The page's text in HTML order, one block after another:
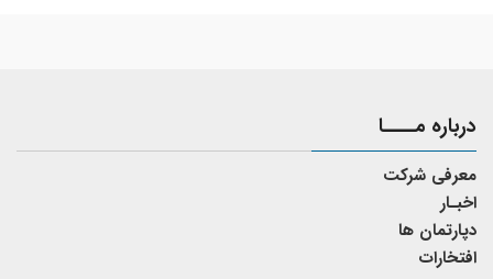
درباره مــــا
معرفی شرکت
اخبـار
دپارتمان ها
افتخارات